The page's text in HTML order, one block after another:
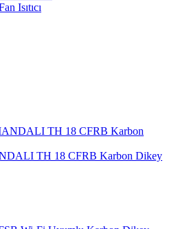
Isıtıcı
TH 18 CFRB Karbon Dikey